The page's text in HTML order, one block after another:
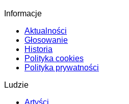
Informacje
Aktualności
Głosowanie
Historia
Polityka cookies
Polityka prywatności
Ludzie
Artyści